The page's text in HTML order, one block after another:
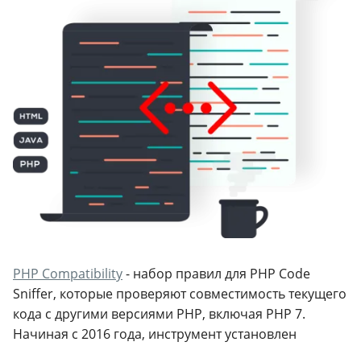
PHP Compatibility- набор правил для PHP Code
Sniffer, которые проверяют совместимость текущего
кода с другими версиями PHP, включая PHP 7.
Начиная с 2016 года, инструмент установлен